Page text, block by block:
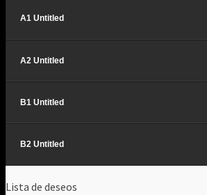
A1 Untitled
A2 Untitled
B1 Untitled
B2 Untitled
Lista de deseos